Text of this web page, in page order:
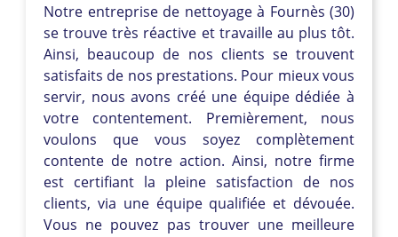
Notre entreprise de nettoyage à Fournès (30)
se trouve très réactive et travaille au plus tôt.
Ainsi, beaucoup de nos clients se trouvent
satisfaits de nos prestations. Pour mieux vous
servir, nous avons créé une équipe dédiée à
votre contentement. Premièrement, nous
voulons que vous soyez complètement
contente de notre action. Ainsi, notre firme
est certifiant la pleine satisfaction de nos
clients, via une équipe qualifiée et dévouée.
Vous ne pouvez pas trouver une meilleure